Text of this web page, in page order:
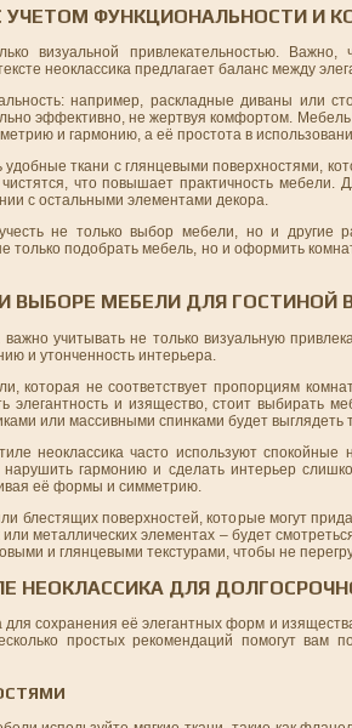
УЧЕТОМ ФУНКЦИОНАЛЬНОСТИ И
визуальной привлекательностью.
неоклассика предлагает баланс между
например, раскладные диваны или
эффективно, не жертвуя комфортом.
и гармонию, а её простота в
ткани с глянцевыми поверхностями,
чистятся, что повышает практичность
с остальными элементами декора.
не только выбор мебели, но и другие
только подобрать мебель, но и оформить
МЕБЕЛИ ДЛЯ ГОСТИНОЙ
учитывать не только визуальную
и утонченность интерьера.
которая не соответствует пропорциям
элегантность и изящество, стоит выбирать
или массивными спинками будет выглядеть
неоклассика часто используют спокойные
гармонию и сделать интерьер
её формы и симметрию.
блестящих поверхностей, которые могут
металлических элементах – будет
и глянцевыми текстурами, чтобы не
НЕОКЛАССИКА ДЛЯ
для сохранения её элегантных форм и
простых рекомендаций помогут вам